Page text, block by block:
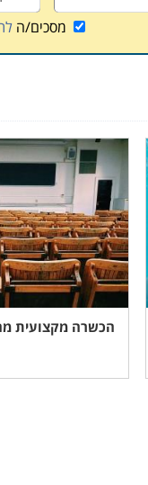
מסכים/ה
הכשרה מקצועית